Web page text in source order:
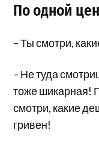
По одной
– Ты смотри,
– Не туда
тоже шикарная!
смотри, какие
гривен!